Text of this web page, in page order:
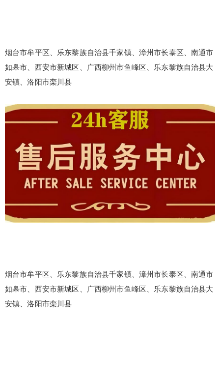
烟台市牟平区、乐东黎族自治县千家镇、漳州市长泰区、南通市
如皋市、西安市新城区、广西柳州市鱼峰区、乐东黎族自治县大
安镇、洛阳市栾川县
烟台市牟平区、乐东黎族自治县千家镇、漳州市长泰区、南通市
如皋市、西安市新城区、广西柳州市鱼峰区、乐东黎族自治县大
安镇、洛阳市栾川县